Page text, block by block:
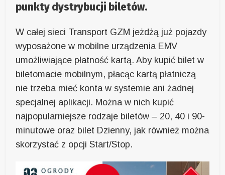
punkty dystrybucji biletów.
W całej sieci Transport GZM jeżdżą już pojazdy
wyposażone w mobilne urządzenia EMV
umożliwiające płatność kartą. Aby kupić bilet w
biletomacie mobilnym, płacąc kartą płatniczą
nie trzeba mieć konta w systemie ani żadnej
specjalnej aplikacji. Można w nich kupić
najpopularniejsze rodzaje biletów – 20, 40 i 90-
minutowe oraz bilet Dzienny, jak również można
skorzystać z opcji Start/Stop.